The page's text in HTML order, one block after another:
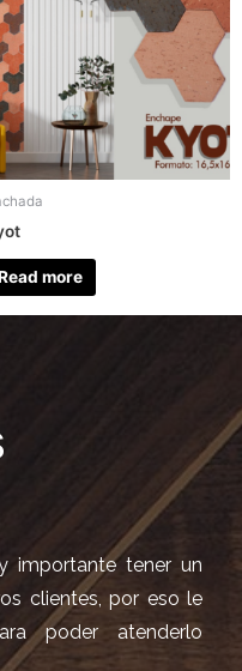
more
importante tener un
clientes, por eso le
poder atenderlo